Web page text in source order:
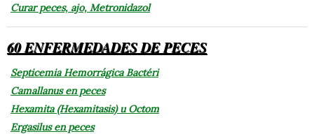
Curar peces, ajo, Metronidazol
60 ENFERMEDADES DE PECES
Septicemia Hemorrágica Bactéri
Camallanus en peces
Hexamita (Hexamitasis) u Octom
Ergasilus en peces